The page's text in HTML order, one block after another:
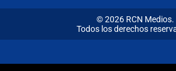
© 2026 RCN Medios.
Todos los derechos